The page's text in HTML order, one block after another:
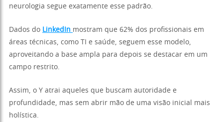
neurologia segue exatamente esse padrão.
Dados do LinkedIn mostram que 62% dos profissionais em
áreas técnicas, como TI e saúde, seguem esse modelo,
aproveitando a base ampla para depois se destacar em um
campo restrito.
Assim, o Y atrai aqueles que buscam autoridade e
profundidade, mas sem abrir mão de uma visão inicial mais
holística.